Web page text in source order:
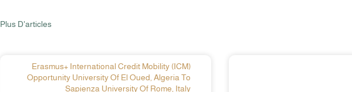
Plus D'articles
Erasmus+ International Credit Mobility (ICM)
Opportunity University Of El Oued, Algeria To
Sapienza University Of Rome, Italy